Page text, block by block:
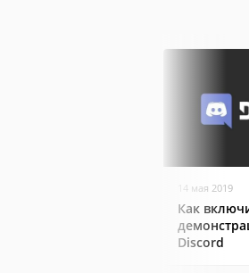
14 мая 2019
Как
Discord